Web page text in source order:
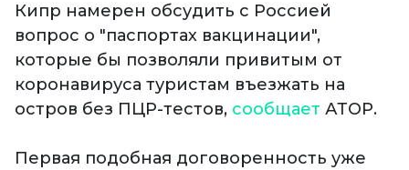
Кипр намерен обсудить с Россией
вопрос о "паспортах вакцинации",
которые бы позволяли привитым от
коронавируса туристам въезжать на
остров без ПЦР-тестов, сообщает АТОР.
Первая подобная договоренность уже